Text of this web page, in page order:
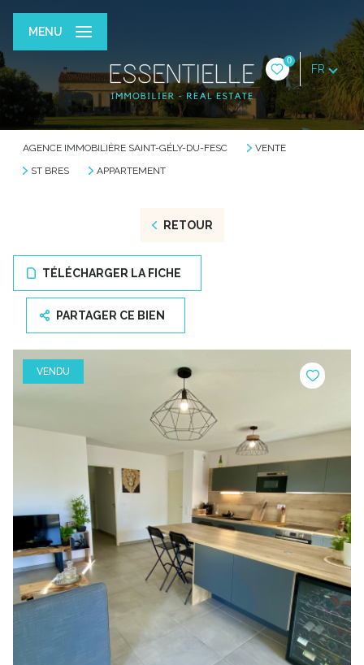
0
FR
MENU
AGENCE IMMOBILIÈRE SAINT-GÉLY-DU-FESC
VENTE
ST BRES
APPARTEMENT
RETOUR
TÉLÉCHARGER LA FICHE
PARTAGER CE BIEN
VENDU